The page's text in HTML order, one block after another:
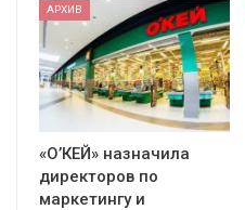
АРХИВ
«О’КЕЙ» назначила
директоров по
маркетингу и